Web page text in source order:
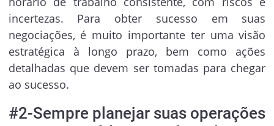
incertezas. Para obter sucesso em suas
negociações, é muito importante ter uma visão
estratégica à longo prazo, bem como ações
detalhadas que devem ser tomadas para chegar
ao sucesso.
#2-Sempre planejar suas operações